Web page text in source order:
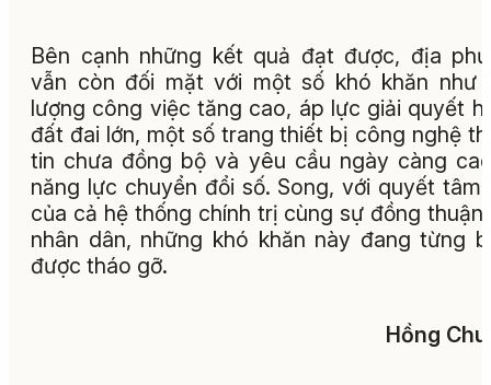
Bên cạnh những kết quả đạt được, địa
vẫn còn đối mặt với một số khó khăn như
lượng công việc tăng cao, áp lực giải quyết
đất đai lớn, một số trang thiết bị công nghệ
tin chưa đồng bộ và yêu cầu ngày càng
năng lực chuyển đổi số. Song, với quyết tâm
của cả hệ thống chính trị cùng sự đồng thuận
nhân dân, những khó khăn này đang từng
được tháo gỡ.
Hồng